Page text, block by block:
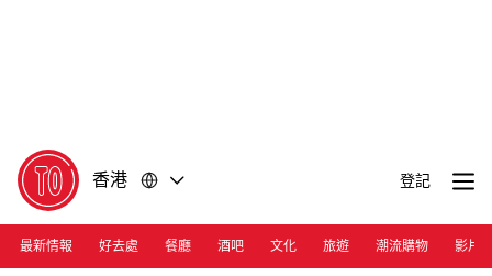
香港 登記
最新情報 好去處 餐廳 酒吧 文化 旅遊 潮流購物 影片
Photograph: Courtesy Angry Lane